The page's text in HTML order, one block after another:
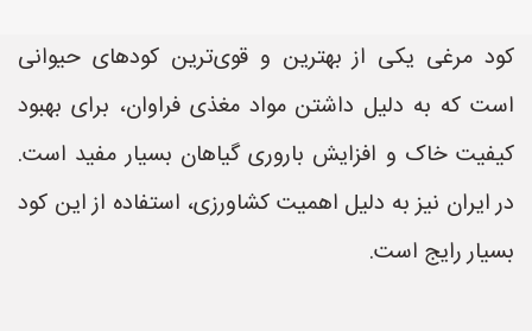
کود مرغی یکی از بهترین و قوی‌ترین کودهای حیوانی
است که به دلیل داشتن مواد مغذی فراوان، برای بهبود
کیفیت خاک و افزایش باروری گیاهان بسیار مفید است.
در ایران نیز به دلیل اهمیت کشاورزی، استفاده از این کود
بسیار رایج است.